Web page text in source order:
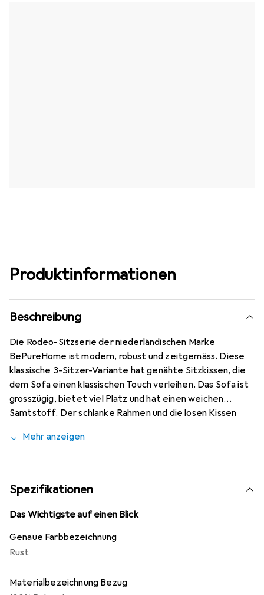
Produktinformationen
Beschreibung
Die Rodeo-Sitzserie der niederländischen Marke
BePureHome ist modern, robust und zeitgemäss. Diese
klassische 3-Sitzer-Variante hat genähte Sitzkissen, die
dem Sofa einen klassischen Touch verleihen. Das Sofa ist
grosszügig, bietet viel Platz und hat einen weichen
Samtstoff. Der schlanke Rahmen und die losen Kissen
Kissen sind nicht umkehrbar. Die 16 cm hohen Beine sind
cm, die Sitztiefe 58 cm, die Sitzbreite 251 cm und die
Rückenlehne ist 49 cm hoch. Die Breite der Armlehnen
beträgt 12 cm und die Höhe der Armlehnen 70 cm. Der
Rahmen des Sofas besteht aus Massivholz, Spanplatte,
aufgehängt. Der Sitz hat eine Schaumstofffüllung
T3037, einen Standardschaumstoff mit hoher
eine Füllung aus 70% geschnittenem Schaumstoff und
Mehr anzeigen
Spezifikationen
Das Wichtigste auf einen Blick
Genaue Farbbezeichnung
Rust
Materialbezeichnung Bezug